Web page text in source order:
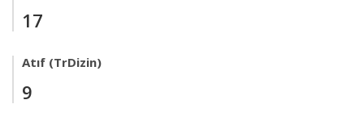
17
Atıf (TrDizin)
9